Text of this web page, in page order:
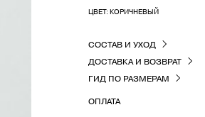
ЦВЕТ: КОРИЧНЕВЫЙ
СОСТАВ И УХОД
ДОСТАВКА И ВОЗВРАТ
ГИД ПО РАЗМЕРАМ
ОПЛАТА